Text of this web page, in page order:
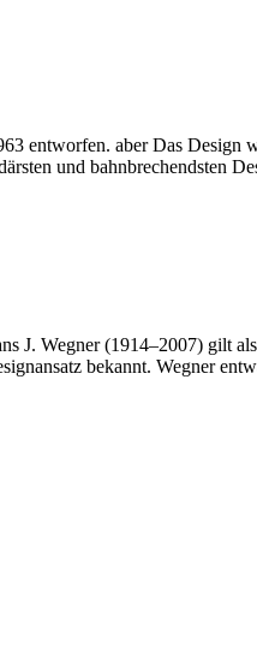
entworfen. aber Das Design
und bahnbrechendsten
J. Wegner (1914–2007) gilt
bekannt. Wegner